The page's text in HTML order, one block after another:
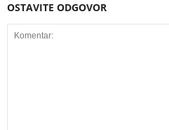
OSTAVITE ODGOVOR